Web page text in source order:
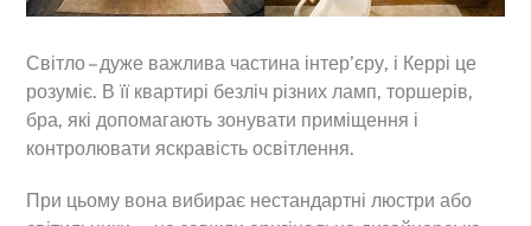
Світло – дуже важлива частина інтер’єру, і Керрі це
розуміє. В її квартирі безліч різних ламп, торшерів,
бра, які допомагають зонувати приміщення і
контролювати яскравість освітлення.
При цьому вона вибирає нестандартні люстри або